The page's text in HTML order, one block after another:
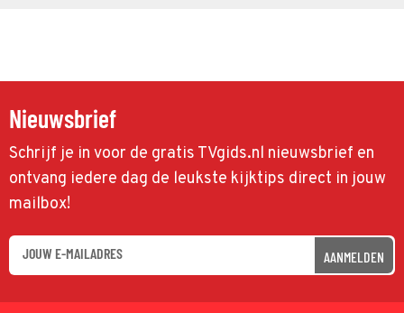
Nieuwsbrief
Schrijf je in voor de gratis TVgids.nl nieuwsbrief en
ontvang iedere dag de leukste kijktips direct in jouw
mailbox!
AANMELDEN